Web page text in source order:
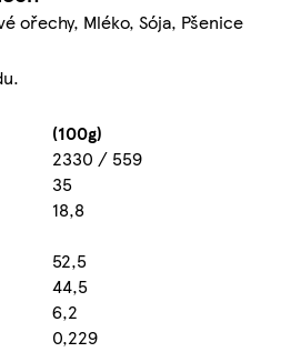
ořechy, Mléko, Sója, Pšenice
(100g)
2330 / 559
35
18,8
52,5
44,5
6,2
0,229